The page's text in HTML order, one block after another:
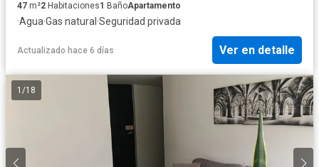
47 m²2 Habitaciones1 BañoApartamento
·Agua·Gas natural ·Seguridad privada
Actualizado hace 6 días Ver en detalle
1 /18